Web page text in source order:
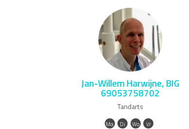
Jan-Willem Harwijne, BIG
69053758702
Tandarts
Ma Di Wo Vr